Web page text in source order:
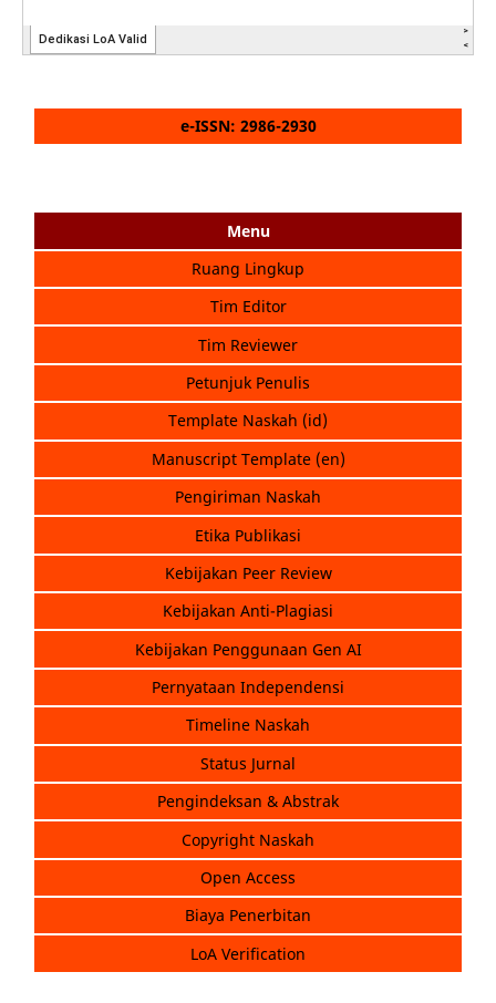
e-ISSN: 2986-2930
Menu
Ruang Lingkup
Tim Editor
Tim Reviewer
Petunjuk Penulis
Template Naskah (id)
Manuscript Template (en)
Pengiriman Naskah
Etika Publikasi
Kebijakan Peer Review
Kebijakan Anti-Plagiasi
Kebijakan Penggunaan Gen AI
Pernyataan Independensi
Timeline Naskah
Status Jurnal
Pengindeksan & Abstrak
Copyright Naskah
Open Access
Biaya Penerbitan
LoA Verification